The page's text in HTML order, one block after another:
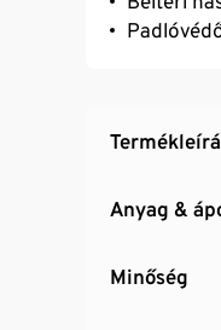
Anyag &
Minőség